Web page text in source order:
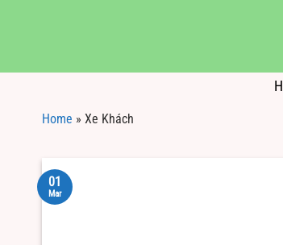
Home » Xe Khách
01
Mar